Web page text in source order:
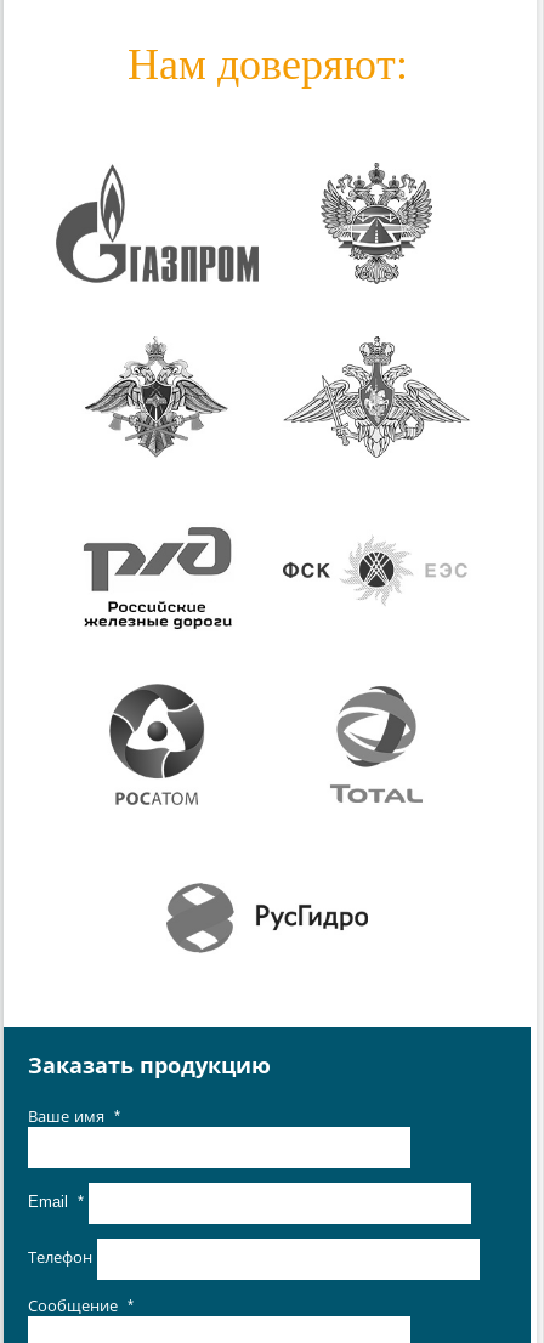
Нам доверяют:
Заказать продукцию
Ваше имя *
Email *
Телефон
Сообщение *